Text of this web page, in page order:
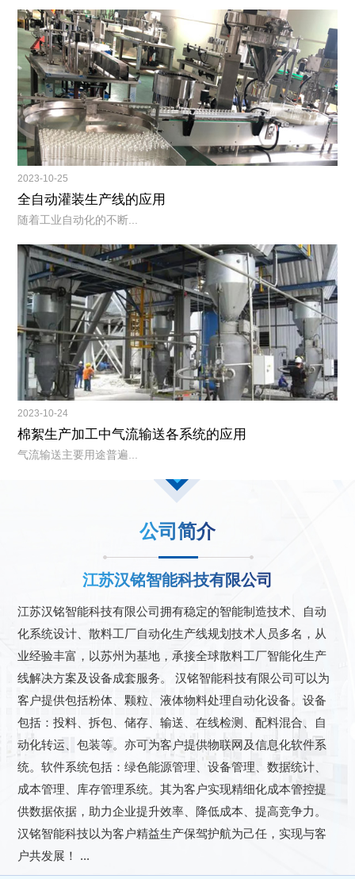
2023-10-25
全自动灌装生产线的应用
随着工业自动化的不断...
2023-10-24
棉絮生产加工中气流输送各系统的应用
气流输送主要用途普遍...
公司简介
江苏汉铭智能科技有限公司
江苏汉铭智能科技有限公司拥有稳定的智能制造技术、自动
化系统设计、散料工厂自动化生产线规划技术人员多名，从
业经验丰富，以苏州为基地，承接全球散料工厂智能化生产
线解决方案及设备成套服务。 汉铭智能科技有限公司可以为
客户提供包括粉体、颗粒、液体物料处理自动化设备。设备
包括：投料、拆包、储存、输送、在线检测、配料混合、自
动化转运、包装等。亦可为客户提供物联网及信息化软件系
统。软件系统包括：绿色能源管理、设备管理、数据统计、
成本管理、库存管理系统。其为客户实现精细化成本管控提
供数据依据，助力企业提升效率、降低成本、提高竞争力。
汉铭智能科技以为客户精益生产保驾护航为己任，实现与客
户共发展！ ...